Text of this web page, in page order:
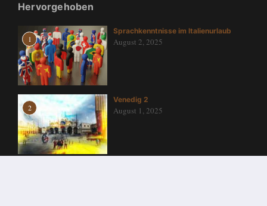
Hervorgehoben
1
Sprachkenntnisse im Italienurlaub
August 2, 2025
2
Venedig 2
August 1, 2025